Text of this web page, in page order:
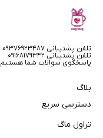
تلفن پشتیبانی ۰۹۳۷۶۹۲۳۴۸۷
تلفن پشتیبانی ۰۹۱۶۸۱۷۹۳۴۲
پاسخگوی سوالات شما هستیم
بلاگ
دسترسی سریع
تراول ماگ